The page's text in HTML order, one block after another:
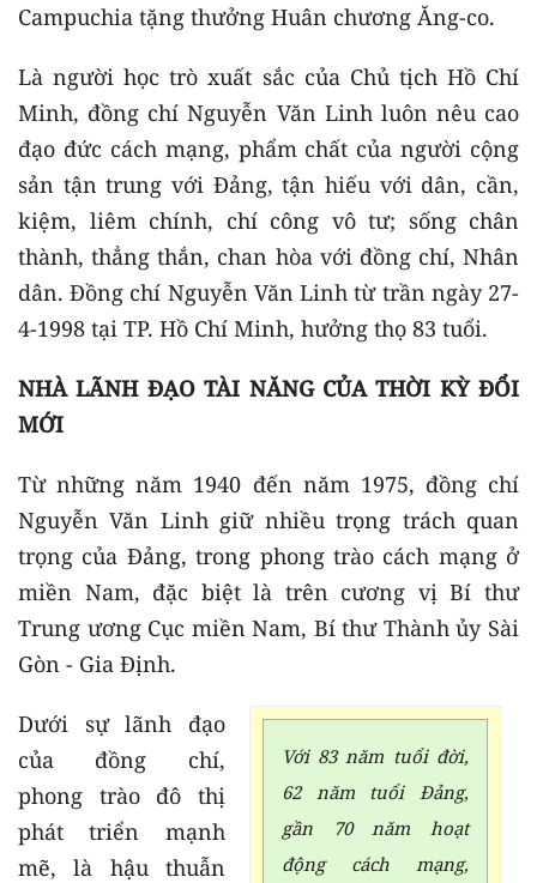
Campuchia tặng thưởng Huân chương Ăng-co.
Là người học trò xuất sắc của Chủ tịch Hồ Chí
Minh, đồng chí Nguyễn Văn Linh luôn nêu cao
đạo đức cách mạng, phẩm chất của người cộng
sản tận trung với Đảng, tận hiếu với dân, cần,
kiệm, liêm chính, chí công vô tư; sống chân
thành, thẳng thắn, chan hòa với đồng chí, Nhân
dân. Đồng chí Nguyễn Văn Linh từ trần ngày 27-
4-1998 tại TP. Hồ Chí Minh, hưởng thọ 83 tuổi.
NHÀ LÃNH ĐẠO TÀI NĂNG CỦA THỜI KỲ ĐỔI
MỚI
Từ những năm 1940 đến năm 1975, đồng chí
Nguyễn Văn Linh giữ nhiều trọng trách quan
trọng của Đảng, trong phong trào cách mạng ở
miền Nam, đặc biệt là trên cương vị Bí thư
Trung ương Cục miền Nam, Bí thư Thành ủy Sài
Gòn - Gia Định.
Với 83 năm tuổi đời,
62 năm tuổi Đảng,
gần 70 năm hoạt
động cách mạng,
Dưới sự lãnh đạo
của đồng chí,
phong trào đô thị
phát triển mạnh
mẽ, là hậu thuẫn